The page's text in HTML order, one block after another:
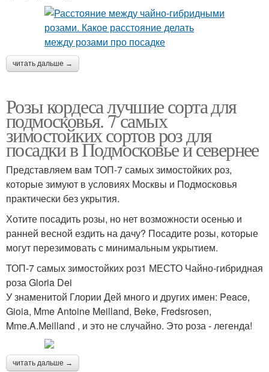
читать дальше →
Розы кордеса лучшие сорта для
подмосковья. 7 самых
зимостойких сортов роз для
посадки в Подмосковье и севернее
Представляем вам ТОП-7 самых зимостойких роз,
которые зимуют в условиях Москвы и Подмосковья
практически без укрытия.
Хотите посадить розы, но нет возможности осенью и
ранней весной ездить на дачу? Посадите розы, которые
могут перезимовать с минимальным укрытием.
ТОП-7 самых зимостойких роз1 МЕСТО Чайно-гибридная
роза Gloria Dei
У знаменитой Глории Дей много и других имен: Peace,
Gioia, Mme Antoine Meilland, Beke, Fredsrosen,
Mme.A.Meilland , и это не случайно. Это роза - легенда!
читать дальше →